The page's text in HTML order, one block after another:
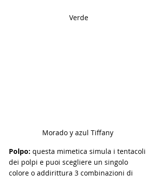
Verde
Morado y azul Tiffany
Polpo: questa mimetica simula i tentacoli
dei polpi e puoi scegliere un singolo
colore o addirittura 3 combinazioni di